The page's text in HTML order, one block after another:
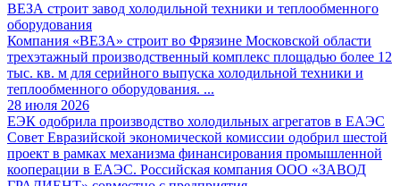
ВЕЗА строит завод холодильной техники и теплообменного
оборудования
Компания «ВЕЗА» строит во Фрязине Московской области
трехэтажный производственный комплекс площадью более 12
тыс. кв. м для серийного выпуска холодильной техники и
теплообменного оборудования. ...
28 июля 2026
ЕЭК одобрила производство холодильных агрегатов в ЕАЭС
Совет Евразийской экономической комиссии одобрил шестой
проект в рамках механизма финансирования промышленной
кооперации в ЕАЭС. Российская компания ООО «ЗАВОД